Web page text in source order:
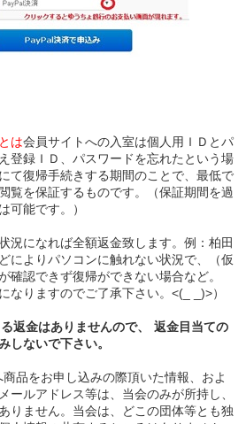
は会員サイトへの入室は個人用ＩＤとパ
登録ＩＤ、パスワードを忘れたという場
て復帰手続きする期間のことで、最低で
覧を保証するものです。（保証期間を過
可能です。）
況になれば全額返金致します。例：柏田
によりパソコンに触れない状況で、（仮
確認できず復帰ができない場合など。
なりますのでご了承下さい。<(_ _)>）
返金はありませんので、
返金目当ての
しないで下さい。
商品をお申し込みの際頂いた情報、およ
ールアドレス等は、当会のみが所持し、
りません。当会は、どこの団体等とも独